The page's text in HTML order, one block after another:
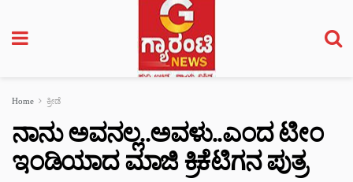
Home ಕ್ರೀಡೆ
ನಾನು ಅವನಲ್ಲ..ಅವಳು..ಎಂದ ಟೀಂ
ಇಂಡಿಯಾದ ಮಾಜಿ ಕ್ರಿಕೆಟಿಗನ ಪುತ್ರ